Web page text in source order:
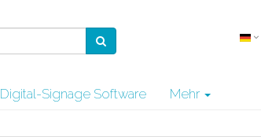
Digital-Signage Software Mehr